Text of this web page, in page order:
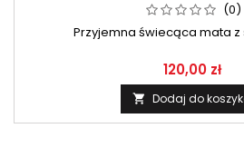
(0)
Przyjemna świecąca mata
120,00 zł
 Dodaj do